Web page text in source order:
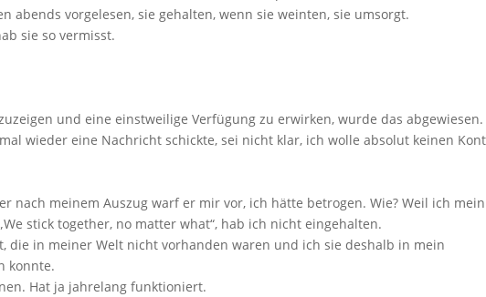
abends vorgelesen, sie gehalten, wenn sie weinten, sie umsorgt.
sie so vermisst.
und eine einstweilige Verfügung zu erwirken, wurde das abgewiesen.
wieder eine Nachricht schickte, sei nicht klar, ich wolle absolut keinen
nach meinem Auszug warf er mir vor, ich hätte betrogen. Wie? Weil ich mein
stick together, no matter what“, hab ich nicht eingehalten.
die in meiner Welt nicht vorhanden waren und ich sie deshalb in mein
konnte.
Hat ja jahrelang funktioniert.